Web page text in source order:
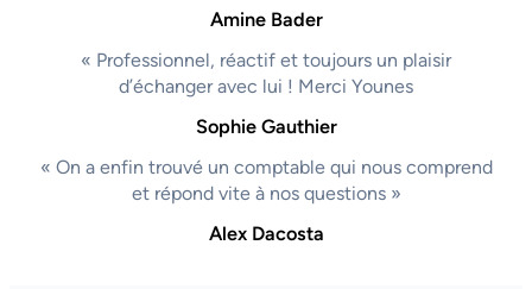
Amine Bader
« Professionnel, réactif et toujours un plaisir
d’échanger avec lui ! Merci Younes
Sophie Gauthier
« On a enfin trouvé un comptable qui nous comprend
et répond vite à nos questions »
Alex Dacosta